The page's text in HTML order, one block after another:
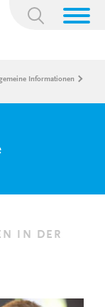
Suchbegriff:
Informationen
IN DER